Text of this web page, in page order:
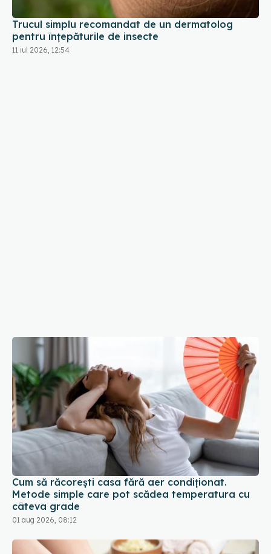
Cum să răcorești casa fără aer condiționat.
Metode simple care pot scădea temperatura cu
câteva grade
01 aug 2026, 08:12